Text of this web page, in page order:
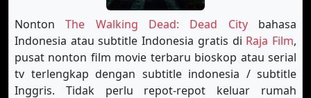
NontonThe Walking Dead: Dead Citybahasa
Indonesia atau subtitle Indonesia gratis di Raja Film,
pusat nonton film movie terbaru bioskop atau serial
tv terlengkap dengan subtitle indonesia / subtitle
Inggris. Tidak perlu repot-repot keluar rumah